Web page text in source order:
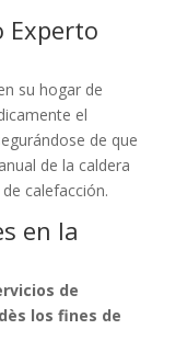
Experto
su hogar de
el
de que
de la caldera
calefacción.
en la
de
los fines de